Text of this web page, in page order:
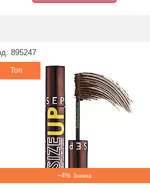
895247
Топ
–4%